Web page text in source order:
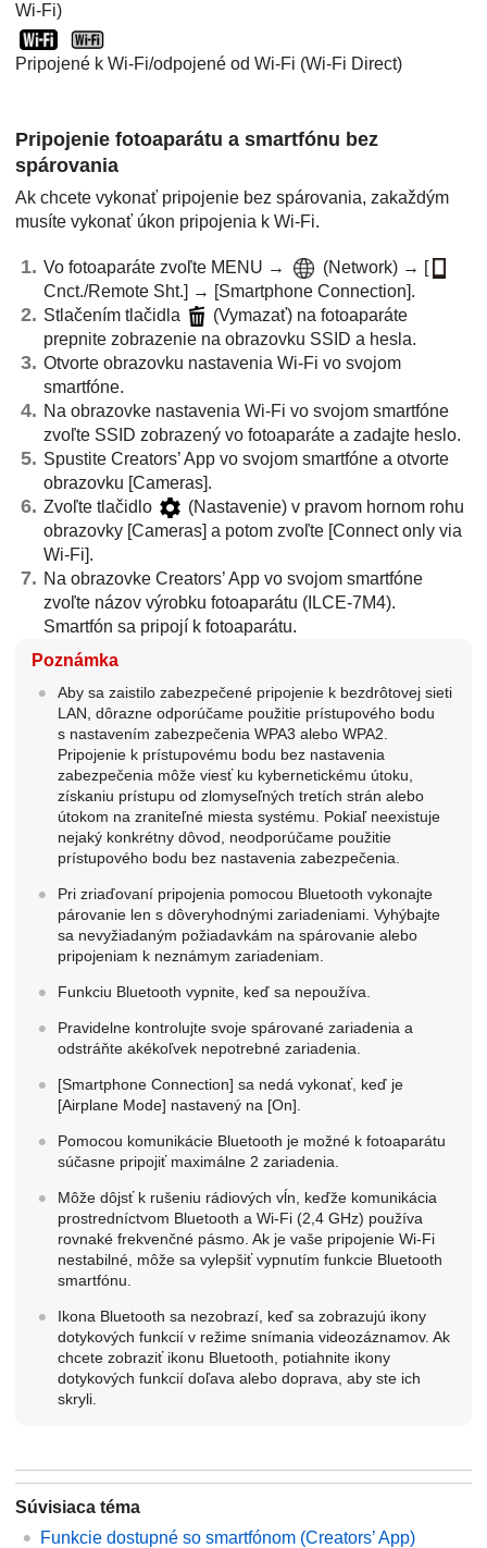
Wi-Fi)
Pripojené k Wi-Fi/odpojené od Wi-Fi (Wi-Fi Direct)
Pripojenie fotoaparátu a smartfónu bez
spárovania
Ak chcete vykonať pripojenie bez spárovania, zakaždým
musíte vykonať úkon pripojenia k Wi-Fi.
Vo fotoaparáte zvoľte MENU → (Network) → [
Cnct./Remote Sht.] → [Smartphone Connection].
Stlačením tlačidla
(Vymazať) na fotoaparáte
prepnite zobrazenie na obrazovku SSID a hesla.
Otvorte obrazovku nastavenia Wi-Fi vo svojom
smartfóne.
Na obrazovke nastavenia Wi-Fi vo svojom smartfóne
zvoľte SSID zobrazený vo fotoaparáte a zadajte heslo.
Spustite Creators’ App vo svojom smartfóne a otvorte
obrazovku [Cameras].
Zvoľte tlačidlo
(Nastavenie) v pravom hornom rohu
obrazovky [Cameras] a potom zvoľte [Connect only via
Wi-Fi].
Na obrazovke Creators’ App vo svojom smartfóne
zvoľte názov výrobku fotoaparátu (ILCE-7M4).
Smartfón sa pripojí k fotoaparátu.
Poznámka
Aby sa zaistilo zabezpečené pripojenie k bezdrôtovej sieti
LAN, dôrazne odporúčame použitie prístupového bodu
s nastavením zabezpečenia WPA3 alebo WPA2.
Pripojenie k prístupovému bodu bez nastavenia
zabezpečenia môže viesť ku kybernetickému útoku,
získaniu prístupu od zlomyseľných tretích strán alebo
útokom na zraniteľné miesta systému. Pokiaľ neexistuje
nejaký konkrétny dôvod, neodporúčame použitie
prístupového bodu bez nastavenia zabezpečenia.
Pri zriaďovaní pripojenia pomocou Bluetooth vykonajte
párovanie len s dôveryhodnými zariadeniami. Vyhýbajte
sa nevyžiadaným požiadavkám na spárovanie alebo
pripojeniam k neznámym zariadeniam.
Funkciu Bluetooth vypnite, keď sa nepoužíva.
Pravidelne kontrolujte svoje spárované zariadenia a
odstráňte akékoľvek nepotrebné zariadenia.
[Smartphone Connection] sa nedá vykonať, keď je
[Airplane Mode] nastavený na [On]
Pomocou komunikácie Bluetooth je možné k fotoaparátu
súčasne pripojiť maximálne 2 zariadenia.
Môže dôjsť k rušeniu rádiových vĺn, keďže komunikácia
prostredníctvom Bluetooth a Wi-Fi (2,4 GHz) používa
rovnaké frekvenčné pásmo. Ak je vaše pripojenie Wi-Fi
nestabilné, môže sa vylepšiť vypnutím funkcie Bluetooth
smartfónu.
Ikona Bluetooth sa nezobrazí, keď sa zobrazujú ikony
dotykových funkcií v režime snímania videozáznamov. Ak
chcete zobraziť ikonu Bluetooth, potiahnite ikony
dotykových funkcií doľava alebo doprava, aby ste ich
skryli.
Súvisiaca téma
Funkcie dostupné so smartfónom (Creators’ App)